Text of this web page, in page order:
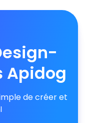
Apidog
de créer et